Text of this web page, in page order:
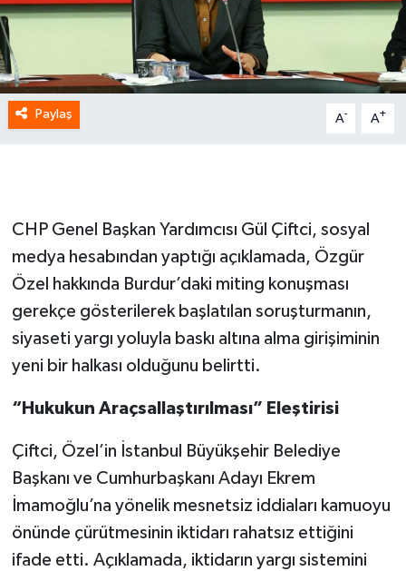
Paylaş A- A+
CHP Genel Başkan Yardımcısı Gül Çiftci, sosyal
medya hesabından yaptığı açıklamada, Özgür
Özel hakkında Burdur’daki miting konuşması
gerekçe gösterilerek başlatılan soruşturmanın,
siyaseti yargı yoluyla baskı altına alma girişiminin
yeni bir halkası olduğunu belirtti.
“Hukukun Araçsallaştırılması” Eleştirisi
Çiftci, Özel’in İstanbul Büyükşehir Belediye
Başkanı ve Cumhurbaşkanı Adayı Ekrem
İmamoğlu’na yönelik mesnetsiz iddiaları kamuoyu
önünde çürütmesinin iktidarı rahatsız ettiğini
ifade etti. Açıklamada, iktidarın yargı sistemini